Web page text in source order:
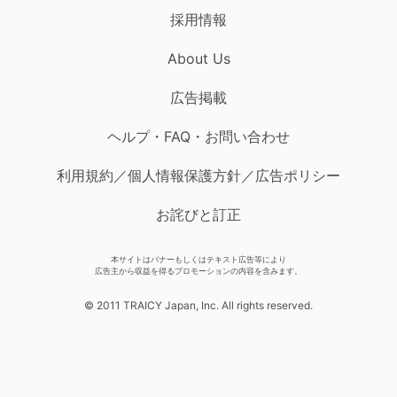
採用情報
About Us
広告掲載
ヘルプ・FAQ・お問い合わせ
利用規約／個人情報保護方針／広告ポリシー
お詫びと訂正
本サイトはバナーもしくはテキスト広告等により
広告主から収益を得るプロモーションの内容を含みます。
© 2011 TRAICY Japan, Inc. All rights reserved.